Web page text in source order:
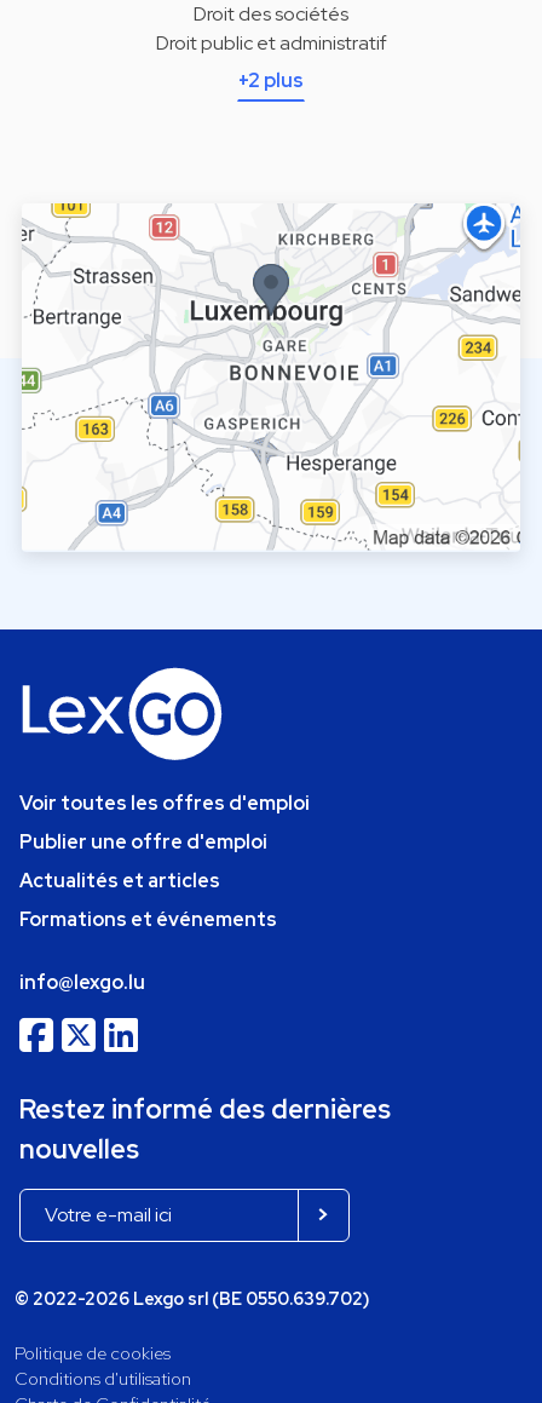
Droit des sociétés
Droit public et administratif
+2 plus
Voir toutes les offres d'emploi
Publier une offre d'emploi
Actualités et articles
Formations et événements
info@lexgo.lu
Restez informé des dernières
nouvelles
© 2022-2026 Lexgo srl (BE 0550.639.702)
Politique de cookies
Conditions d'utilisation